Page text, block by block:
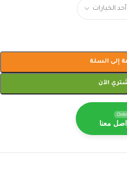
إلى السلة
الآن
معنا